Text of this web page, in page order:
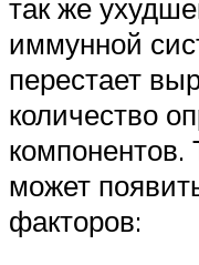
так же
иммунной
перестает
количество
компонентов.
может
факторов: